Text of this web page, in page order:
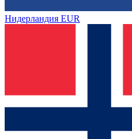
Нидерландия EUR